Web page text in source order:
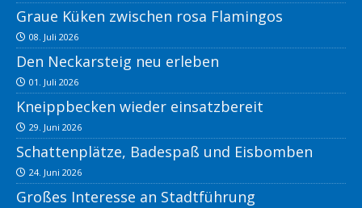
Graue Küken zwischen rosa Flamingos
08. Juli 2026
Den Neckarsteig neu erleben
01. Juli 2026
Kneippbecken wieder einsatzbereit
29. Juni 2026
Schattenplätze, Badespaß und Eisbomben
24. Juni 2026
Großes Interesse an Stadtführung